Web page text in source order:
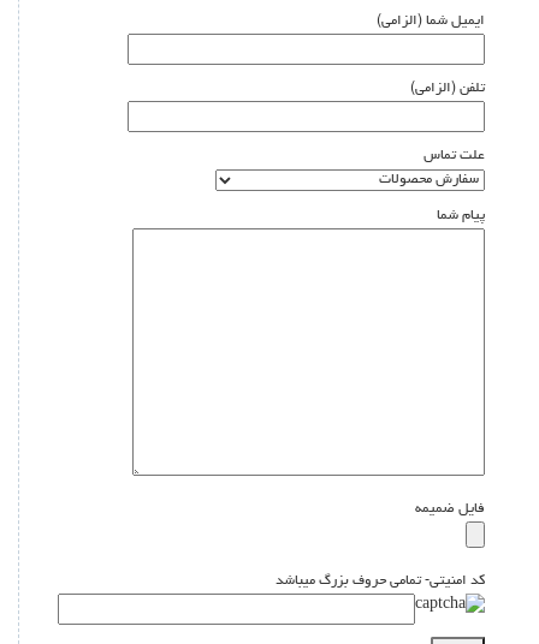
ایمیل شما (الزامی)
تلفن (الزامی)
علت تماس
پیام شما
فایل ضمیمه
کد امنیتی- تمامی حروف بزرگ میباشد